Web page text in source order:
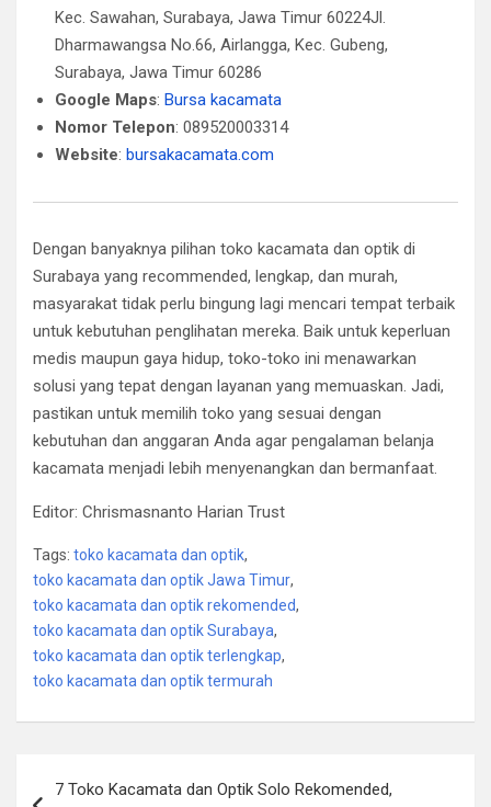
Kec. Sawahan, Surabaya, Jawa Timur 60224Jl.
Dharmawangsa No.66, Airlangga, Kec. Gubeng,
Surabaya, Jawa Timur 60286
Google Maps: Bursa kacamata
Nomor Telepon: 089520003314
Website: bursakacamata.com
Dengan banyaknya pilihan toko kacamata dan optik di
Surabaya yang recommended, lengkap, dan murah,
masyarakat tidak perlu bingung lagi mencari tempat terbaik
untuk kebutuhan penglihatan mereka. Baik untuk keperluan
medis maupun gaya hidup, toko-toko ini menawarkan
solusi yang tepat dengan layanan yang memuaskan. Jadi,
pastikan untuk memilih toko yang sesuai dengan
kebutuhan dan anggaran Anda agar pengalaman belanja
kacamata menjadi lebih menyenangkan dan bermanfaat.
Editor: Chrismasnanto Harian Trust
Tags: toko kacamata dan optik,
toko kacamata dan optik Jawa Timur,
toko kacamata dan optik rekomended,
toko kacamata dan optik Surabaya,
toko kacamata dan optik terlengkap,
toko kacamata dan optik termurah
7 Toko Kacamata dan Optik Solo Rekomended,